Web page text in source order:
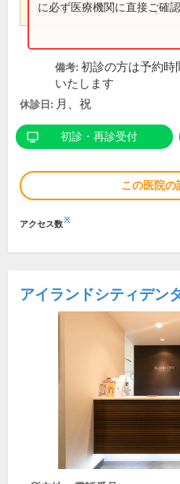
15:30～20:00 ●
に必ず医療機関に直接ご確認
備考: 初診の方は予約時
いたします
休診日: 月、祝
初診・再診受付
この医院の
アクセス数※
アイランドシティデン